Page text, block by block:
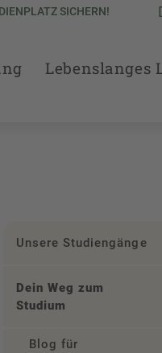
SICHERN!
Lebenslanges
Unsere Studiengänge
Dein Weg zum
Studium
Blog für